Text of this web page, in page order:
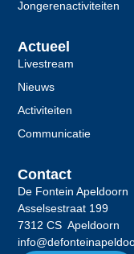
Jongerenactiviteiten
Actueel
Livestream
Nieuws
Activiteiten
Communicatie
Contact
De Fontein Apeldoorn
Asselsestraat 199
7312 CS Apeldoorn